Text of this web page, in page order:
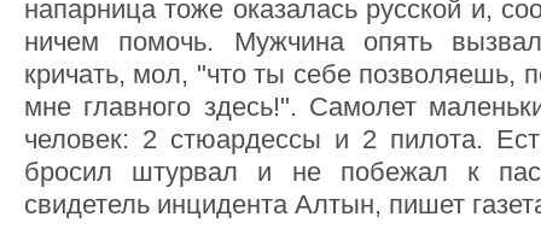
напарница тоже оказалась русской и,
ничем помочь. Мужчина опять
кричать, мол, "что ты себе позволяешь,
мне главного здесь!". Самолет
человек: 2 стюардессы и 2 пилота.
бросил штурвал и не побежал к
свидетель инцидента Алтын, пишет